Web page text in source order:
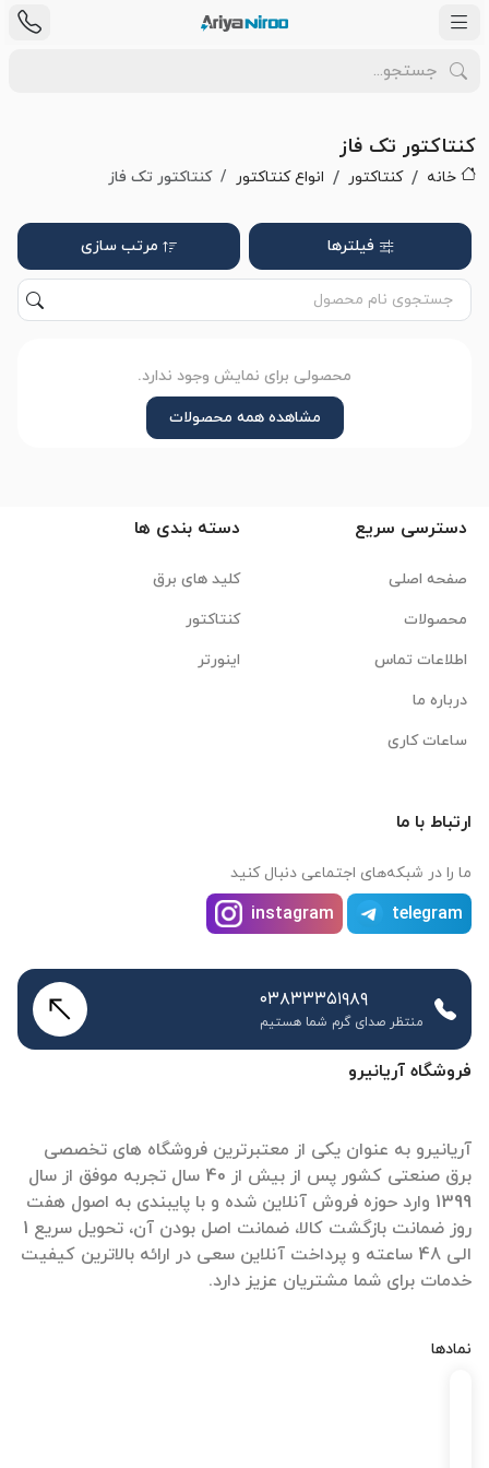
کنتاکتور تک فاز
خانه کنتاکتور انواع کنتاکتور کنتاکتور تک فاز
فیلترها مرتب سازی
محصولی برای نمایش وجود ندارد.
مشاهده همه محصولات
فروشگاه آریانیرو
آریانیرو به عنوان یکی از معتبرترین فروشگاه های تخصصی
برق صنعتی کشور پس از بیش از 40 سال تجربه موفق از سال
1399 وارد حوزه فروش آنلاین شده و با پایبندی به اصول هفت
روز ضمانت بازگشت کالا، ضمانت اصل بودن آن، تحویل سریع 1
الی 48 ساعته و پرداخت آنلاین سعی در ارائه بالاترین کیفیت
خدمات برای شما مشتریان عزیز دارد.
نمادها
دسترسی سریع
صفحه اصلی
محصولات
اطلاعات تماس
درباره ما
ساعات کاری
دسته بندی ها
کلید های برق
کنتاکتور
اینورتر
ارتباط با ما
ما را در شبکه‌های اجتماعی دنبال کنید
telegram
instagram
۰۳۸۳۳۳۵۱۹۸۹
منتظر صدای گرم شما هستیم